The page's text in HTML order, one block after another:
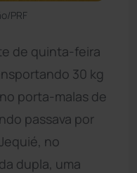
PRF
de quinta-feira
30 kg
porta-malas de
passava por
no
dupla, uma